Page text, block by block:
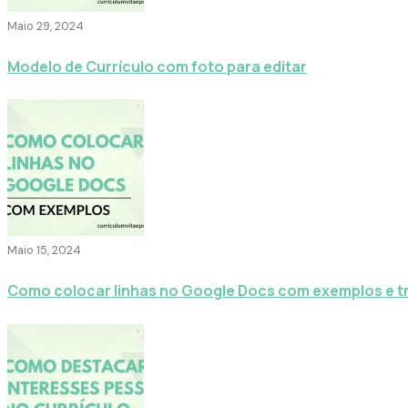
Maio 29, 2024
Modelo de Currículo com foto para editar
Maio 15, 2024
Como colocar linhas no Google Docs com exemplos e